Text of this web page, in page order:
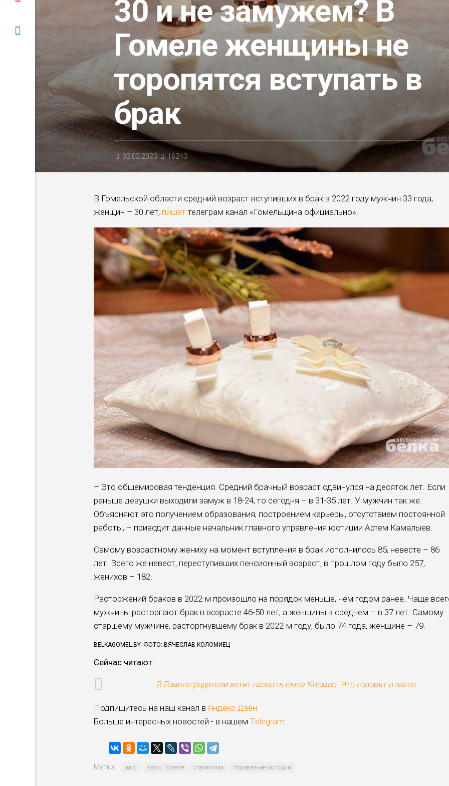
30 и не замужем? В
Гомеле женщины не
торопятся вступать в
брак
02.02.2023 16243
В Гомельской области средний возраст вступивших в брак в 2022 году мужчин 33 года,
женщин – 30 лет, пишеттелеграм канал «Гомельщина официально».
– Это общемировая тенденция. Средний брачный возраст сдвинулся на десяток лет. Если
раньше девушки выходили замуж в 18-24, то сегодня – в 31-35 лет. У мужчин так же.
Объясняют это получением образования, построением карьеры, отсутствием постоянной
работы, – приводит данные начальник главного управления юстиции Артем Камалыев.
Самому возрастному жениху на момент вступления в брак исполнилось 85, невесте – 86
лет. Всего же невест, переступивших пенсионный возраст, в прошлом году было 257,
женихов – 182.
Расторжений браков в 2022-м произошло на порядок меньше, чем годом ранее. Чаще
мужчины расторгают брак в возрасте 46-50 лет, а женщины в среднем – в 37 лет. Самому
старшему мужчине, расторгнувшему брак в 2022-м году, было 74 года, женщине – 79.
BELKAGOMEL.BY. ФОТО: ВЯЧЕСЛАВ КОЛОМИЕЦ
Сейчас читают:
В Гомеле родители хотят назвать сына Космос. Что говорят в загсе
Подпишитесь на наш канал в Яндекс.Дзен
Больше интересных новостей - в нашем Telegram
Метки: загс загсы Гомеля статистика Управление юстиции